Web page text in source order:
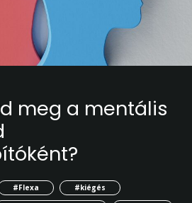
meg a mentális
#Flexa
#kiégés